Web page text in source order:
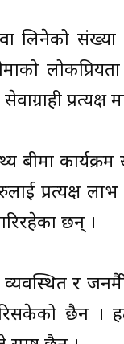
लिनेको
प्रत्यक्ष
बीमा
प्रत्यक्ष
छन् ।
र
छैन ।